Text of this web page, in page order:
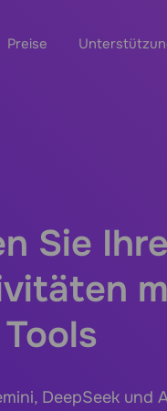
Preise
Sie Ihre
DeepSeek und